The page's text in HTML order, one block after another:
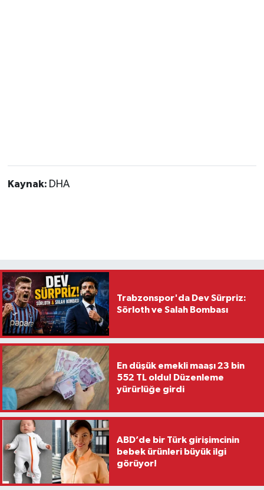
Kaynak: DHA
Trabzonspor'da Dev Sürpriz:
Sörloth ve Salah Bombası
En düşük emekli maaşı 23 bin
552 TL oldu! Düzenleme
yürürlüğe girdi
ABD’de bir Türk girişimcinin
bebek ürünleri büyük ilgi
görüyor!